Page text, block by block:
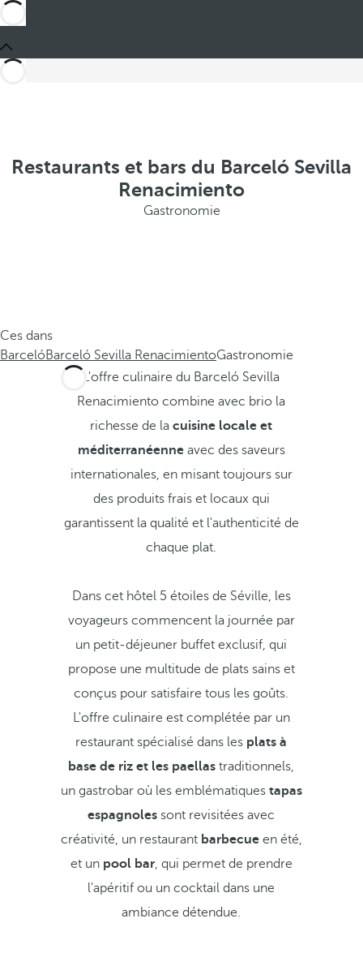
Restaurants et bars du Barceló Sevilla
Renacimiento
Gastronomie
Ces dans
BarcelóBarceló Sevilla RenacimientoGastronomie
L'offre culinaire du Barceló Sevilla
Renacimiento combine avec brio la
richesse de lacuisine locale et
méditerranéenneavec des saveurs
internationales, en misant toujours sur
des produits frais et locaux qui
garantissent la qualité et l'authenticité de
chaque plat.
Dans cet hôtel 5 étoiles de Séville, les
voyageurs commencent la journée par
un petit-déjeuner buffet exclusif, qui
propose une multitude de plats sains et
conçus pour satisfaire tous les goûts.
L'offre culinaire est complétée par un
restaurant spécialisé dans les plats à
base de riz et les paellas traditionnels,
un gastrobar où les emblématiques tapas
espagnoles sont revisitées avec
créativité, un restaurant barbecue en été,
et un pool bar, qui permet de prendre
l'apéritif ou un cocktail dans une
ambiance détendue.